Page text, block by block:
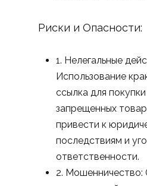
Риски и Опасности:
1. Нелегальные
Использование
ссылка для
запрещенных
привести к
последствиям и
ответственности.
2. Мошенничество: